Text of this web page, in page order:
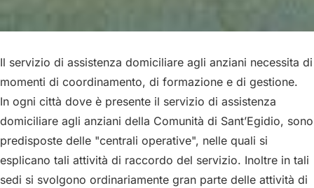
Il servizio di assistenza domiciliare agli anziani necessita di
momenti di coordinamento, di formazione e di gestione.
In ogni città dove è presente il servizio di assistenza
domiciliare agli anziani della Comunità di Sant’Egidio, sono
predisposte delle "centrali operative", nelle quali si
esplicano tali attività di raccordo del servizio. Inoltre in tali
sedi si svolgono ordinariamente gran parte delle attività di